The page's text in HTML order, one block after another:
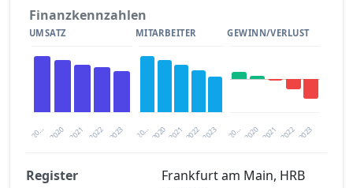
Finanzkennzahlen
UMSATZ
20… 2021 2023
2020 2022
MITARBEITER
20… 2021 2023
2020 2022
GEWINN/VERLUST
20… 2021 2023
2020 2022
Register
Frankfurt am Main, HRB